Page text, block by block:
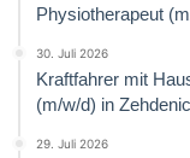
Physiotherapeut
30. Juli 2026
Kraftfahrer mit
(m/w/d) in
29. Juli 2026